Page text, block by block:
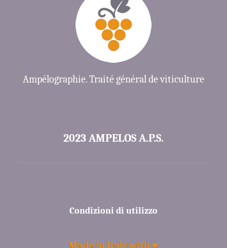
Ampélographie. Traité général de viticulture
2023 AMPELOS A.P.S.
Condizioni di utilizzo